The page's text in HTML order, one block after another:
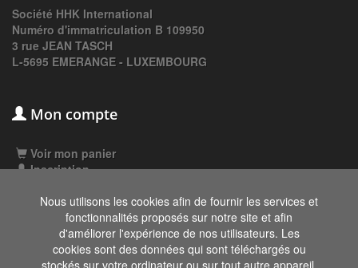
Société HHK International
Numéro d'immatriculation B 109950
3 rue JEAN TASCH
L-5695 EMERANGE - LUXEMBOURG
Mon compte
Voir mon panier
Inscription
Les données affichées ici, particulièrement la
base de donnée complète, ne doivent pas être
Nous utilisons les cookies afin de fournir les services et
fonctionnalités proposés sur notre site et afin
d'améliorer l'expérience de nos utilisateurs. Les
cookies sont des données qui sont téléchargés ou
stockés sur votre ordinateur ou sur tout autre appareil.